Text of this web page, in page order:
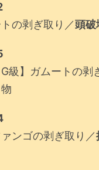
の剥ぎ取り／頭破
G級】ガムートの剥
ァンゴの剥ぎ取り／